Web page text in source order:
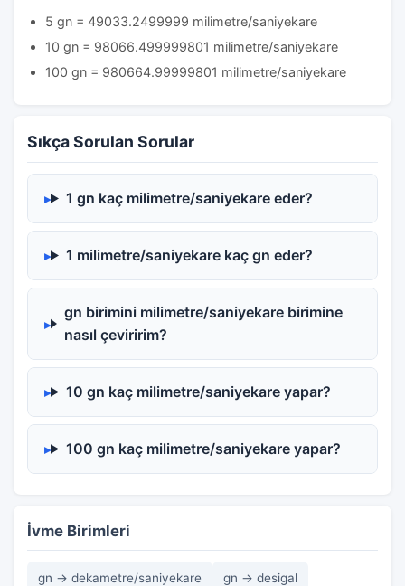
5 gn = 49033.2499999 milimetre/saniyekare
10 gn = 98066.499999801 milimetre/saniyekare
100 gn = 980664.99999801 milimetre/saniyekare
Sıkça Sorulan Sorular
1 gn kaç milimetre/saniyekare eder?
1 milimetre/saniyekare kaç gn eder?
gn birimini milimetre/saniyekare birimine
nasıl çeviririm?
10 gn kaç milimetre/saniyekare yapar?
100 gn kaç milimetre/saniyekare yapar?
İvme Birimleri
gn → dekametre/saniyekare gn → desigal